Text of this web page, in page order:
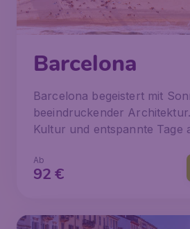
Barcelona
Barcelona begeistert mit
beeindruckender
Kultur und entspannte Tage
€
92
Ab